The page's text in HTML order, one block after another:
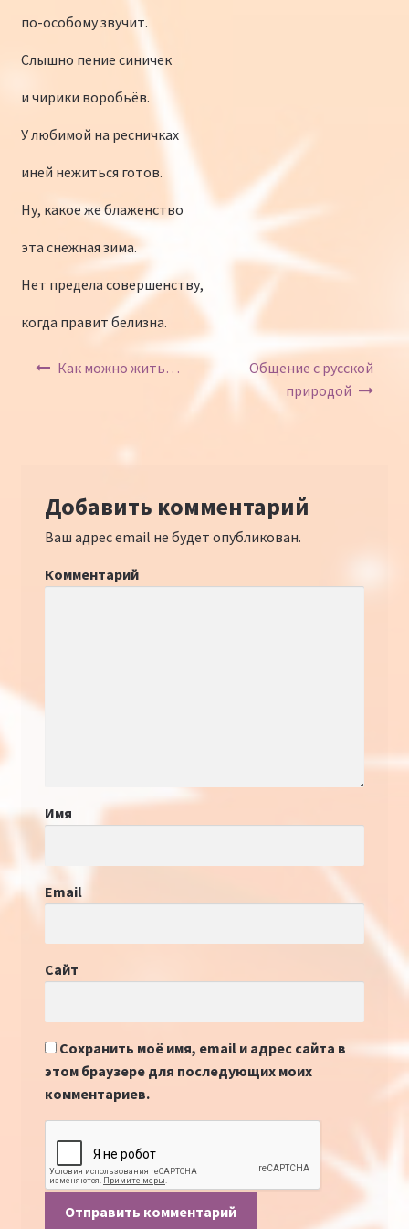
по-особому звучит.
Слышно пение синичек
и чирики воробьёв.
У любимой на ресничках
иней нежиться готов.
Ну, какое же блаженство
эта снежная зима.
Нет предела совершенству,
когда правит белизна.
Навигация по записям
Как можно жить…
Общение с русской
природой
Добавить комментарий
Ваш адрес email не будет опубликован.
Комментарий
Имя
Email
Сайт
Сохранить моё имя, email и адрес сайта в
этом браузере для последующих моих
комментариев.